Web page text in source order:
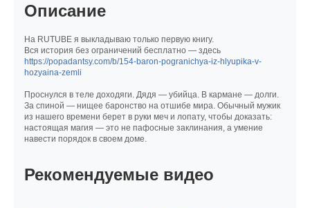
Описание
На RUTUBE я выкладываю только первую книгу.
Вся история без ограничений бесплатно — здесь
https://popadantsy.com/b/154-baron-pogranichya-iz-hlyupika-v-
hozyaina-zemli
Проснулся в теле доходяги. Дядя — убийца. В кармане — долги.
За спиной — нищее баронство на отшибе мира. Обычный мужик
из нашего времени берет в руки меч и лопату, чтобы доказать:
настоящая магия — это не пафосные заклинания, а умение
навести порядок в своем доме.
Рекомендуемые видео